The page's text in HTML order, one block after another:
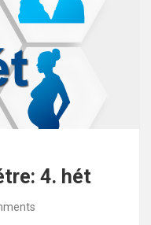
4. hét